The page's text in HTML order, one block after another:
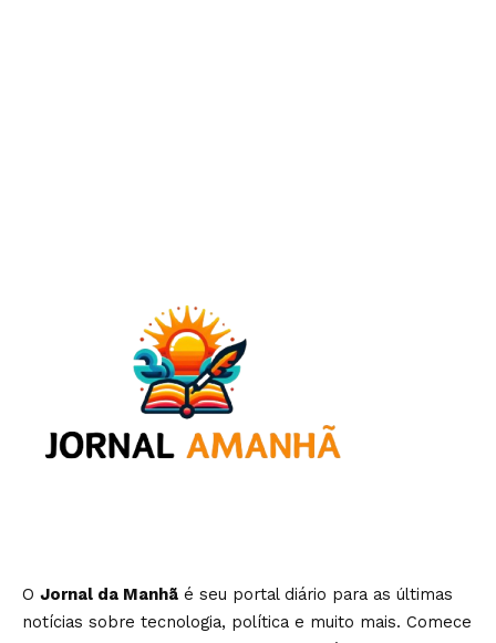
O Jornal da Manhã é seu portal diário para as últimas
notícias sobre tecnologia, política e muito mais. Comece